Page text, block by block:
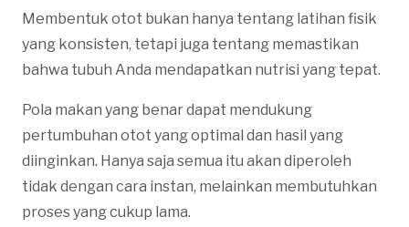
Membentuk otot bukan hanya tentang latihan fisik
yang konsisten, tetapi juga tentang memastikan
bahwa tubuh Anda mendapatkan nutrisi yang tepat.
Pola makan yang benar dapat mendukung
pertumbuhan otot yang optimal dan hasil yang
diinginkan. Hanya saja semua itu akan diperoleh
tidak dengan cara instan, melainkan membutuhkan
proses yang cukup lama.